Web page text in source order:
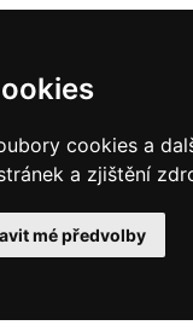
cookies a
a zjištění
mé předvolby